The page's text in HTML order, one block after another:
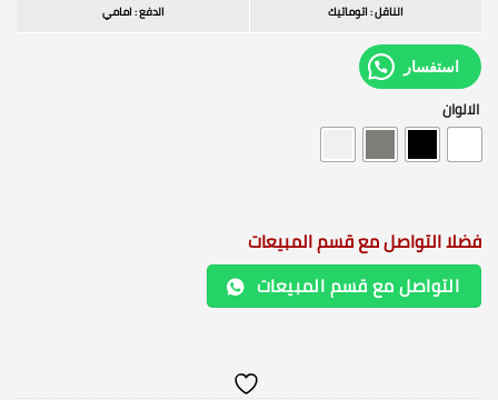
الناقل : اتوماتيك
الدفع : امامي
استفسار
الالوان
فضلا التواصل مع قسم المبيعات
التواصل مع قسم المبيعات